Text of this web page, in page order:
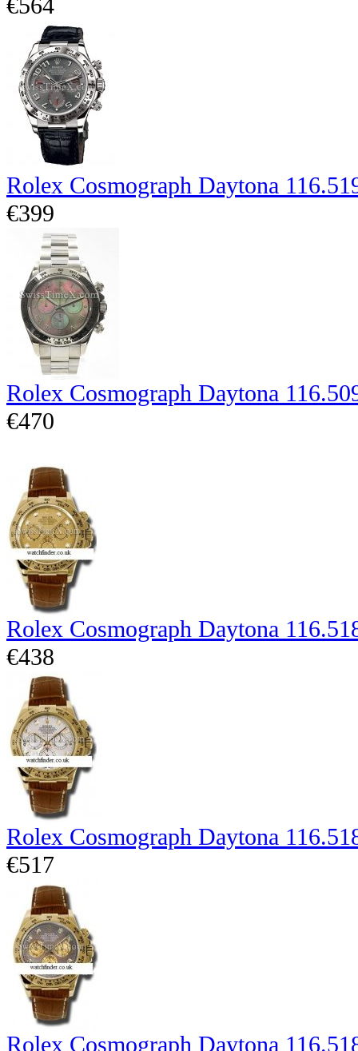
Rolex Cosmograph Daytona
€399
Rolex Cosmograph Daytona
€470
Rolex Cosmograph Daytona
€438
Rolex Cosmograph Daytona
€517
Rolex Cosmograph Daytona